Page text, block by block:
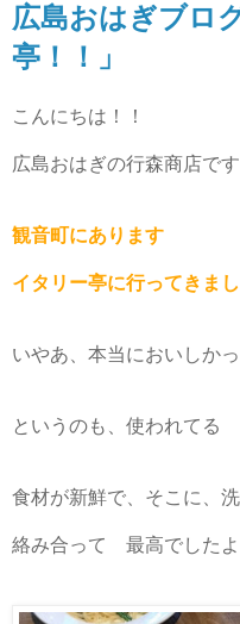
広島おはぎブロ
亭！！」
こんにちは！！
広島おはぎの行森商店で
観音町にあります
イタリー亭に行ってきま
いやあ、本当においしかっ
というのも、使われてる
食材が新鮮で、そこに、
絡み合って 最高でしたよ